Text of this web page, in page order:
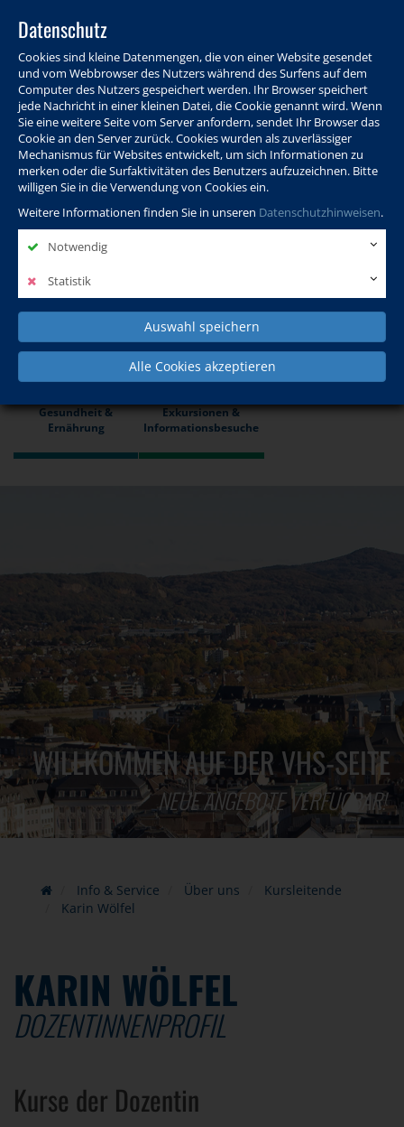
Datenschutz
Cookies sind kleine Datenmengen, die von einer Website gesendet
und vom Webbrowser des Nutzers während des Surfens auf dem
Computer des Nutzers gespeichert werden. Ihr Browser speichert
jede Nachricht in einer kleinen Datei, die Cookie genannt wird. Wenn
Sie eine weitere Seite vom Server anfordern, sendet Ihr Browser das
Cookie an den Server zurück. Cookies wurden als zuverlässiger
Mechanismus für Websites entwickelt, um sich Informationen zu
merken oder die Surfaktivitäten des Benutzers aufzuzeichnen. Bitte
willigen Sie in die Verwendung von Cookies ein.
Weitere Informationen finden Sie in unseren Datenschutzhinweisen.
Notwendig
Statistik
Auswahl speichern
Alle Cookies akzeptieren
Programm Info & Service Aktuelles Warenkorb Login
Ansprechpersonen Kontakt Sitemap
Politik, Wissenschaft &
Internationales
Beruf, IT & Digitales
Gesundheit &
Ernährung
Exkursionen &
Informationsbesuche
WILLKOMMEN AUF DER VHS-SEITE
NEUE ANGEBOTE VERFÜGBAR!
Info & Service Über uns
Kursleitende
Karin Wölfel
KARIN WÖLFEL
DOZENTINNENPROFIL
Kurse der Dozentin